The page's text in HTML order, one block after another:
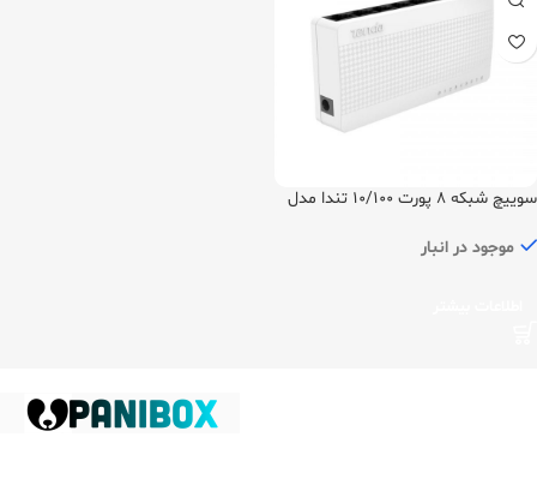
سوییچ شبکه 8 پورت 10/100 تندا مدل
موجود در انبار